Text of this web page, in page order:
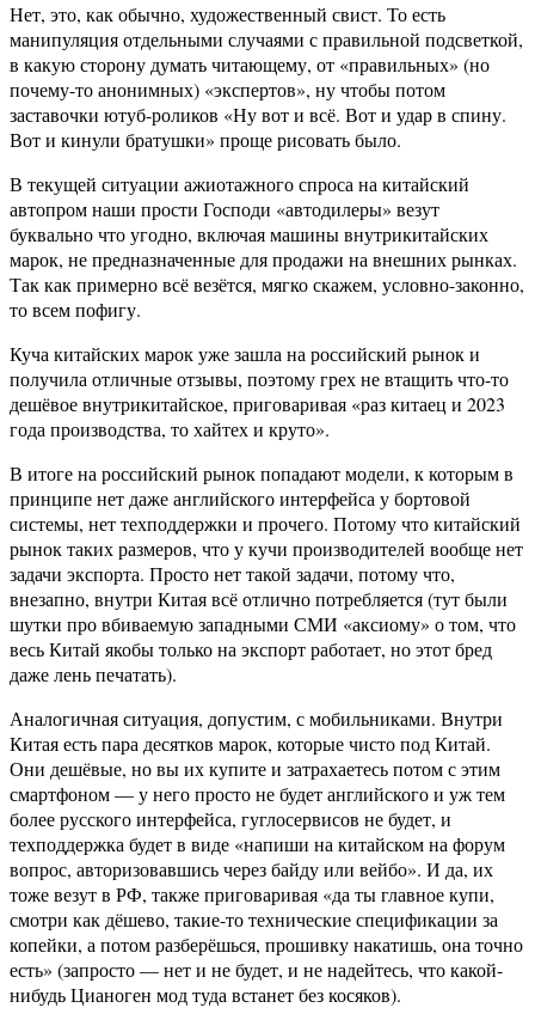
Нет, это, как обычно, художественный свист. То есть
манипуляция отдельными случаями с правильной подсветкой,
в какую сторону думать читающему, от «правильных» (но
почему-то анонимных) «экспертов», ну чтобы потом
заставочки ютуб-роликов «Ну вот и всё. Вот и удар в спину.
Вот и кинули братушки» проще рисовать было.
В текущей ситуации ажиотажного спроса на китайский
автопром наши прости Господи «автодилеры» везут
буквально что угодно, включая машины внутрикитайских
марок, не предназначенные для продажи на внешних рынках.
Так как примерно всё везётся, мягко скажем, условно-законно,
то всем пофигу.
Куча китайских марок уже зашла на российский рынок и
получила отличные отзывы, поэтому грех не втащить что-то
дешёвое внутрикитайское, приговаривая «раз китаец и 2023
года производства, то хайтех и круто».
В итоге на российский рынок попадают модели, к которым в
принципе нет даже английского интерфейса у бортовой
системы, нет техподдержки и прочего. Потому что китайский
рынок таких размеров, что у кучи производителей вообще нет
задачи экспорта. Просто нет такой задачи, потому что,
внезапно, внутри Китая всё отлично потребляется (тут были
шутки про вбиваемую западными СМИ «аксиому» о том, что
весь Китай якобы только на экспорт работает, но этот бред
даже лень печатать).
Аналогичная ситуация, допустим, с мобильниками. Внутри
Китая есть пара десятков марок, которые чисто под Китай.
Они дешёвые, но вы их купите и затрахаетесь потом с этим
смартфоном — у него просто не будет английского и уж тем
более русского интерфейса, гуглосервисов не будет, и
техподдержка будет в виде «напиши на китайском на форум
вопрос, авторизовавшись через байду или вейбо». И да, их
тоже везут в РФ, также приговаривая «да ты главное купи,
смотри как дёшево, такие-то технические спецификации за
копейки, а потом разберёшься, прошивку накатишь, она точно
есть» (запросто — нет и не будет, и не надейтесь, что какой-
нибудь Цианоген мод туда встанет без косяков).